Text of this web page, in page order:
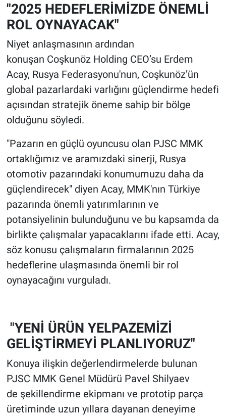
"2025 HEDEFLERİMİZDE ÖNEMLİ
ROL OYNAYACAK"
Niyet anlaşmasının ardından
konuşan Coşkunöz Holding CEO’su Erdem
Acay, Rusya Federasyonu'nun, Coşkunöz’ün
global pazarlardaki varlığını güçlendirme hedefi
açısından stratejik öneme sahip bir bölge
olduğunu söyledi.
"Pazarın en güçlü oyuncusu olan PJSC MMK
ortaklığımız ve aramızdaki sinerji, Rusya
otomotiv pazarındaki konumumuzu daha da
güçlendirecek" diyen Acay, MMK'nın Türkiye
pazarında önemli yatırımlarının ve
potansiyelinin bulunduğunu ve bu kapsamda da
birlikte çalışmalar yapacaklarını ifade etti. Acay,
söz konusu çalışmaların firmalarının 2025
hedeflerine ulaşmasında önemli bir rol
oynayacağını vurguladı.
"YENİ ÜRÜN YELPAZEMİZİ
GELİŞTİRMEYİ PLANLIYORUZ"
Konuya ilişkin değerlendirmelerde bulunan
PJSC MMK Genel Müdürü Pavel Shilyaev
de şekillendirme ekipmanı ve prototip parça
üretiminde uzun yıllara dayanan deneyime